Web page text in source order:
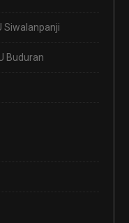
Siwalanpanji
Buduran